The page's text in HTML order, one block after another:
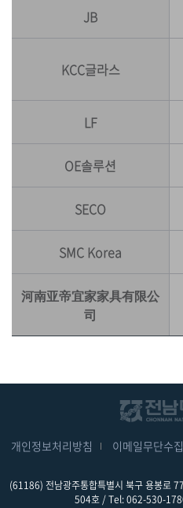
JB
KCC글라스
LF
OE솔루션
SECO
SMC Korea
河南亚帝宜家家具有限公
司
개인정보처리방침 이메일무단수
(61186) 전남광주통합특별시 북구 용봉로
504호 / Tel: 062-530-